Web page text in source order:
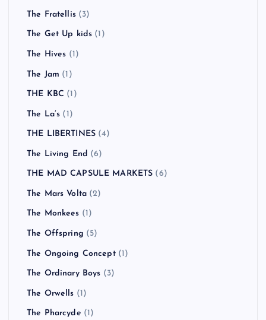
The Fratellis(3)
The Get Up kids (1)
The Hives (1)
The Jam (1)
THE KBC (1)
The La’s (1)
THE LIBERTINES (4)
The Living End (6)
THE MAD CAPSULE MARKETS (6)
The Mars Volta (2)
The Monkees (1)
The Offspring (5)
The Ongoing Concept(1)
The Ordinary Boys (3)
The Orwells (1)
The Pharcyde (1)